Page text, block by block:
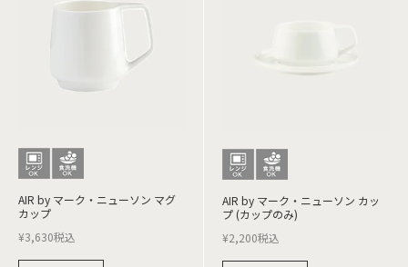
AIR by マーク・ニューソン マグ
カップ
¥3,630税込
AIR by マーク・ニューソン カッ
プ (カップのみ)
¥2,200税込